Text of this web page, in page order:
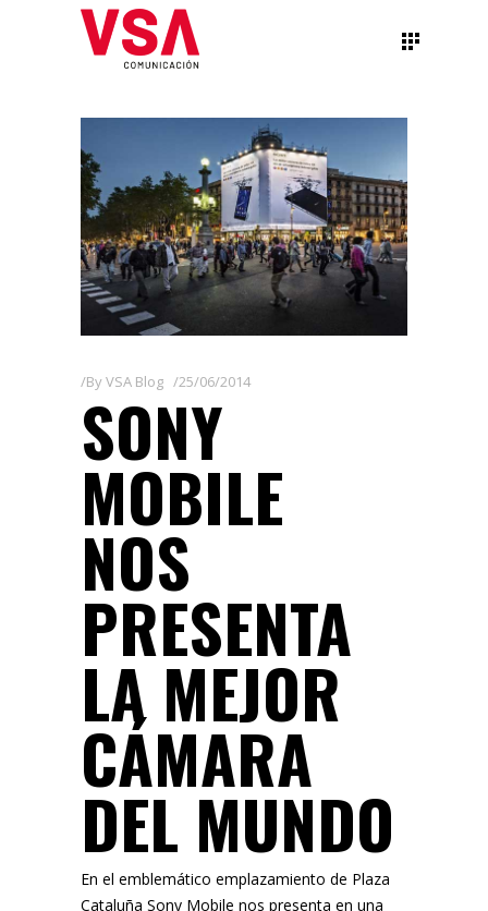
ByVSA Blog 25/06/2014
SONY
MOBILE
NOS
PRESENTA
LA MEJOR
CÁMARA
DEL MUNDO
En el emblemático emplazamiento de Plaza
Cataluña Sony Mobile nos presenta en una